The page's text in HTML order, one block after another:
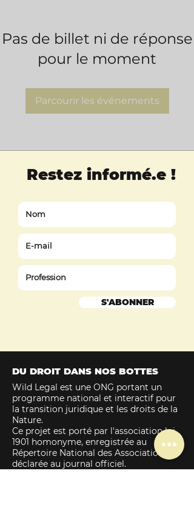
Pas de billet ni de réponse
pour le moment
Parcourir les événements
!
Restez informé.e
S'ABONNER
DU DROIT DANS NOS BOTTES
Wild Legal est une ONG portant un
programme national et interactif pour
la transition juridique et les droits de la
Nature.
Ce projet est porté par l'association loi
1901 homonyme, enregistrée au
Répertoire National des Associations et
déclarée au journal officiel.